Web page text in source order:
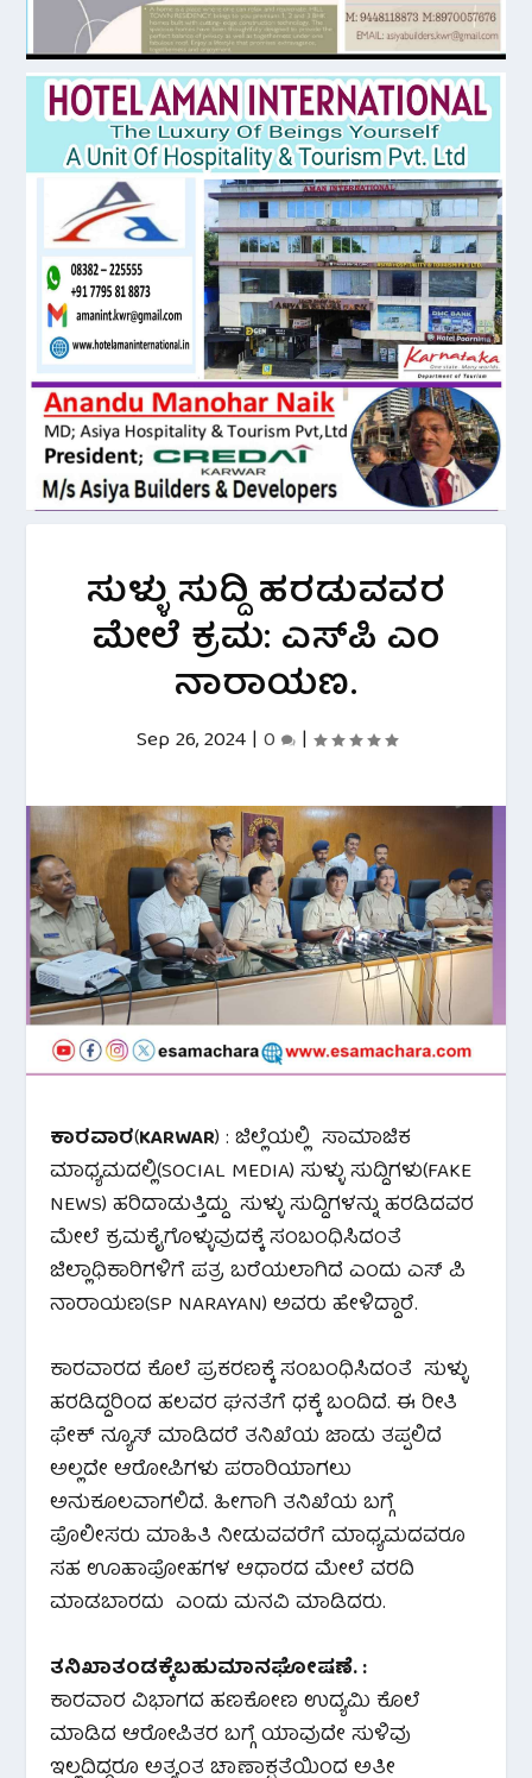
ಸುಳ್ಳು ಸುದ್ದಿ ಹರಡುವವರ
ಮೇಲೆ ಕ್ರಮ: ಎಸ್‌ಪಿ ಎಂ
ನಾರಾಯಣ.
Sep 26, 2024| 0 |
ಕಾರವಾರ(KARWAR) : ಜಿಲ್ಲೆಯಲ್ಲಿ ಸಾಮಾಜಿಕ
ಮಾಧ್ಯಮದಲ್ಲಿ(SOCIAL MEDIA) ಸುಳ್ಳು ಸುದ್ದಿಗಳು(FAKE
NEWS) ಹರಿದಾಡುತ್ತಿದ್ದು ಸುಳ್ಳು ಸುದ್ದಿಗಳನ್ನು ಹರಡಿದವರ
ಮೇಲೆ ಕ್ರಮಕೈಗೊಳ್ಳುವುದಕ್ಕೆ ಸಂಬಂಧಿಸಿದಂತೆ
ಜಿಲ್ಲಾಧಿಕಾರಿಗಳಿಗೆ ಪತ್ರ ಬರೆಯಲಾಗಿದೆ ಎಂದು ಎಸ್‌ ಪಿ
ನಾರಾಯಣ(SP NARAYAN) ಅವರು ಹೇಳಿದ್ದಾರೆ.
ಕಾರವಾರದ ಕೊಲೆ ಪ್ರಕರಣಕ್ಕೆ ಸಂಬಂಧಿಸಿದಂತೆ ಸುಳ್ಳು
ಹರಡಿದ್ದರಿಂದ ಹಲವರ ಘನತೆಗೆ ಧಕ್ಕೆ ಬಂದಿದೆ. ಈ ರೀತಿ
ಫೇಕ್ ನ್ಯೂಸ್ ಮಾಡಿದರೆ ತನಿಖೆಯ ಜಾಡು ತಪ್ಪಲಿದೆ
ಅಲ್ಲದೇ ಆರೋಪಿಗಳು ಪರಾರಿಯಾಗಲು
ಅನುಕೂಲವಾಗಲಿದೆ. ಹೀಗಾಗಿ ತನಿಖೆಯ ಬಗ್ಗೆ
ಪೊಲೀಸರು ಮಾಹಿತಿ ನೀಡುವವರೆಗೆ ಮಾಧ್ಯಮದವರೂ
ಸಹ ಊಹಾಪೋಹಗಳ ಆಧಾರದ ಮೇಲೆ ವರದಿ
ಮಾಡಬಾರದು ಎಂದು ಮನವಿ ಮಾಡಿದರು.
ತನಿಖಾತಂಡಕ್ಕೆಬಹುಮಾನಘೋಷಣೆ. :
ಕಾರವಾರ ವಿಭಾಗದ ಹಣಕೋಣ ಉದ್ಯಮಿ ಕೊಲೆ
ಮಾಡಿದ ಆರೋಪಿತರ ಬಗ್ಗೆ ಯಾವುದೇ ಸುಳಿವು
ಇಲ್ಲದಿದ್ದರೂ ಅತ್ಯಂತ ಚಾಣಾಕ್ಷತೆಯಿಂದ ಅತೀ